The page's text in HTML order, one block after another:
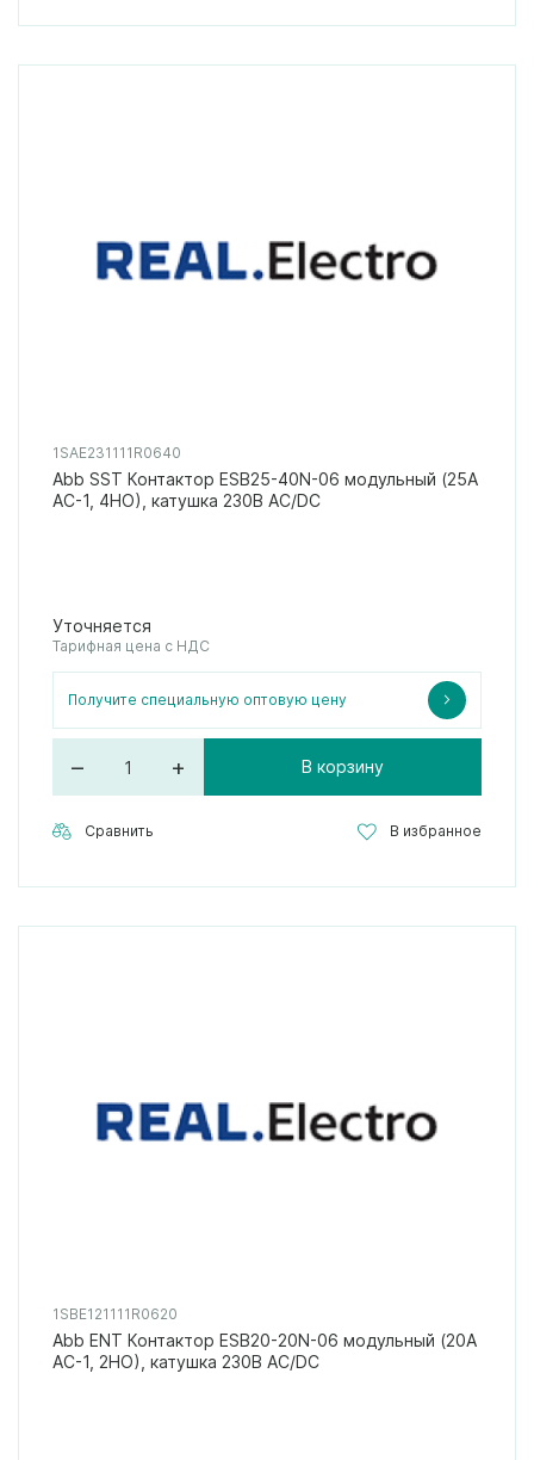
1SAE231111R0640
Abb SST Контактор ESB25-40N-06 модульный (25А
АС-1, 4НО), катушка 230В AC/DC
Уточняется
Тарифная цена с НДС
Получите специальную оптовую цену
– + В корзину
Сравнить В избранное
1SBE121111R0620
Abb ENT Контактор ESB20-20N-06 модульный (20А
АС-1, 2НО), катушка 230В AC/DC